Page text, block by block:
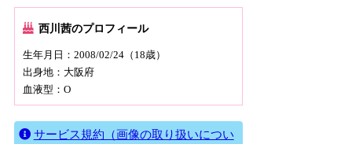
西川茜のプロフィール
生年月日：2008/02/24（18歳）
出身地：大阪府
血液型：O
サービス規約（画像の取り扱いについ